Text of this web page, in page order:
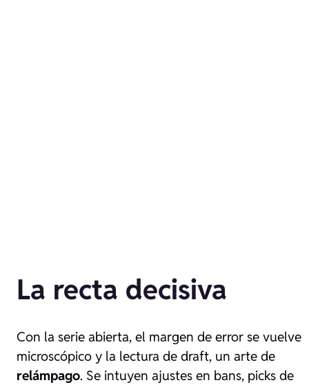
La recta decisiva
Con la serie abierta, el margen de error se vuelve
microscópico y la lectura de draft, un arte de
relámpago. Se intuyen ajustes en bans, picks de